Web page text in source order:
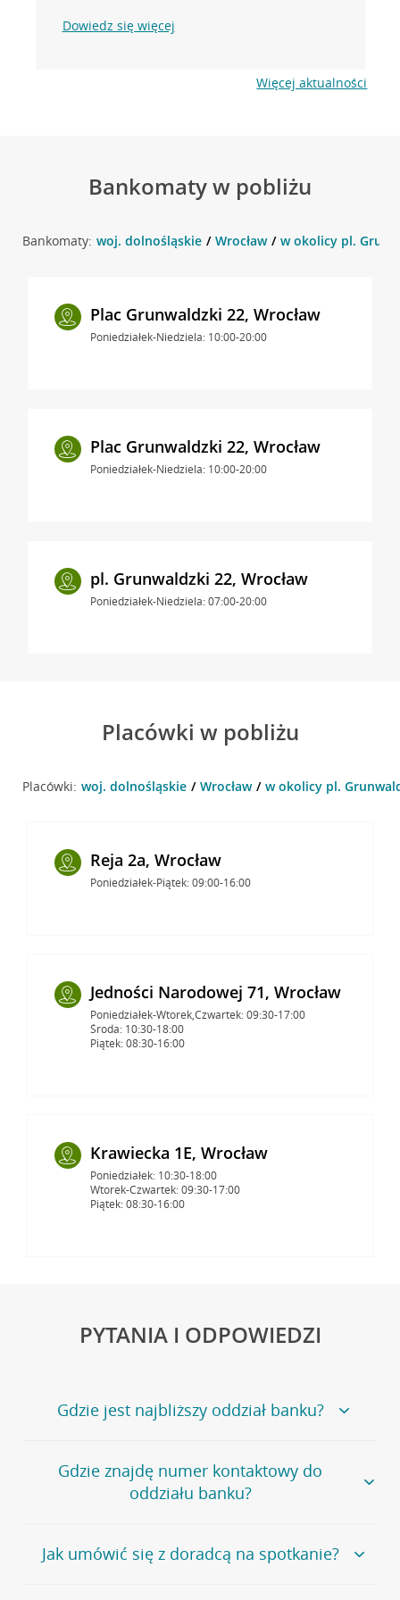
Dowiedz się więcej
Więcej aktualności
Bankomaty w pobliżu
Bankomaty: woj. dolnośląskie Wrocław w okolicy pl.
Plac Grunwaldzki 22, Wrocław
Poniedziałek-Niedziela: 10:00-20:00
Plac Grunwaldzki 22, Wrocław
Poniedziałek-Niedziela: 10:00-20:00
pl. Grunwaldzki 22, Wrocław
Poniedziałek-Niedziela: 07:00-20:00
Placówki w pobliżu
Placówki: woj. dolnośląskie Wrocław w okolicy pl.
Reja 2a, Wrocław
Poniedziałek-Piątek: 09:00-16:00
Jedności Narodowej 71, Wrocław
Poniedziałek-Wtorek,Czwartek: 09:30-17:00
Środa: 10:30-18:00
Piątek: 08:30-16:00
Krawiecka 1E, Wrocław
Poniedziałek: 10:30-18:00
Wtorek-Czwartek: 09:30-17:00
Piątek: 08:30-16:00
PYTANIA I ODPOWIEDZI
Gdzie jest najbliższy oddział banku?
Jeśli szukasz oddziału naszego banku, zapraszamy na
stronęPlacówki i bankomaty, na której znajduje się
wygodna wyszukiwarka.
oddziałów
Gdzie znajdę numer kontaktowy do
oddziału banku?
Bank Credit Agricole nie udostępnia ogólnego numeru
telefonu do placówki bankowej.
Jak umówić się z doradcą na spotkanie?